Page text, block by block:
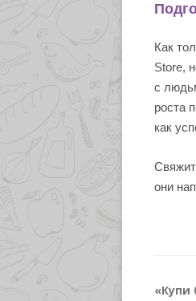
Как
Store,
с
роста
как
они
«Купи